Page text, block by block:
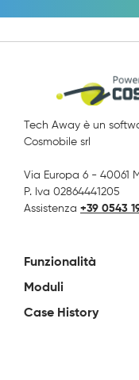
Tech Away è un
Cosmobile srl
Via Europa 6 - 40061
P. Iva 02864441205
Assistenza +39 0543
Funzionalità
Moduli
Case History